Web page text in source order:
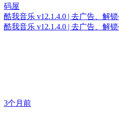
酷我音乐 v12.1.4.0 | 去广告、解
酷我音乐 v12.1.4.0 | 去广告、解
3个月前